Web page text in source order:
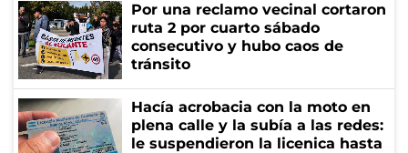
Por una reclamo vecinal cortaron
ruta 2 por cuarto sábado
consecutivo y hubo caos de
tránsito
Hacía acrobacia con la moto en
plena calle y la subía a las redes:
le suspendieron la licenica hasta